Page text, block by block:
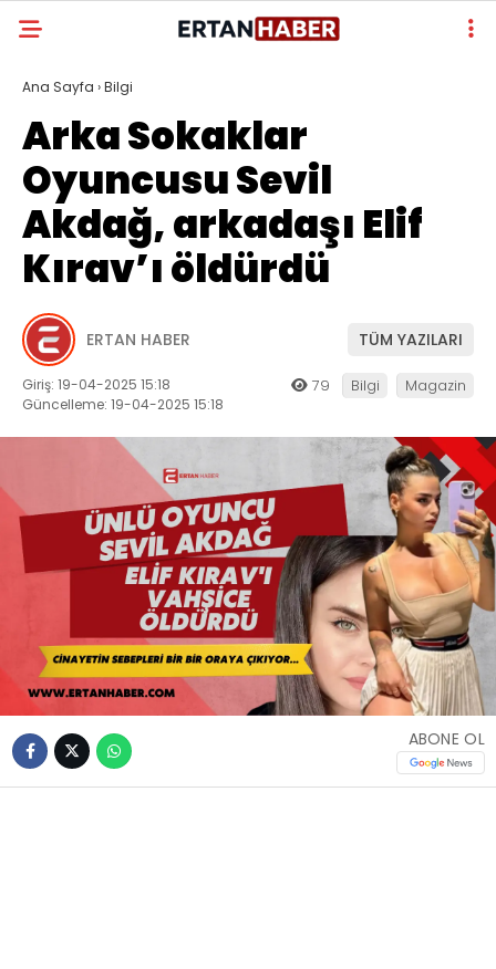
Ana Sayfa ›Bilgi
Arka Sokaklar
Oyuncusu Sevil
Akdağ, arkadaşı Elif
Kırav’ı öldürdü
ERTAN HABER TÜM YAZILARI
Giriş: 19-04-2025 15:18
Güncelleme: 19-04-2025 15:18
79 Bilgi Magazin
ABONE OL